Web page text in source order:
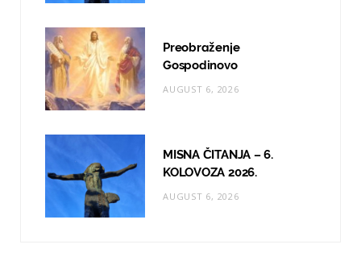
Preobraženje
Gospodinovo
AUGUST 6, 2026
MISNA ČITANJA – 6.
KOLOVOZA 2026.
AUGUST 6, 2026